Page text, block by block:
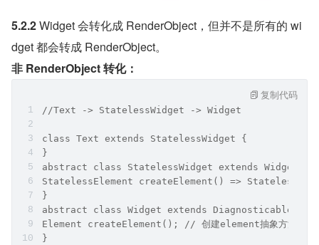
5.2.2 Widget 会转化成 RenderObject，但并不是所有的 wi
dget 都会转成 RenderObject。
非 RenderObject 转化：
//Text -> StatelessWidget -> Widget
class Text extends StatelessWidget {
}
abstract class StatelessWidget extends Widget {
StatelessElement createElement() =>
}
abstract class Widget extends
Element createElement(); // 创建element抽象方法
}
复制代码